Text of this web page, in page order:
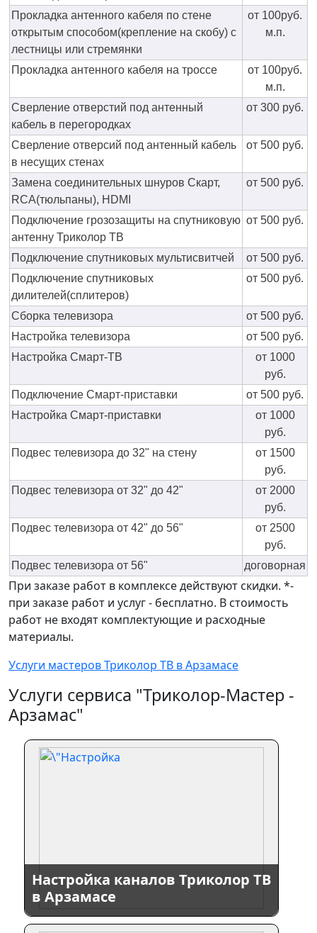
Прокладка антенного кабеля по стене
открытым способом(крепление на скобу) с
лестницы или стремянки
от 100руб.
м.п.
Прокладка антенного кабеля на троссе
от 100руб.
м.п.
Сверление отверстий под антенный
кабель в перегородках
от 300 руб.
Сверление отверсий под антенный кабель
в несущих стенах
от 500 руб.
Замена соединительных шнуров Скарт,
RCA(тюльпаны), HDMI
от 500 руб.
Подключение грозозащиты на спутниковую
антенну Триколор ТВ
от 500 руб.
Подключение спутниковых мультисвитчей
от 500 руб.
Подключение спутниковых
дилителей(сплитеров)
от 500 руб.
Сборка телевизора
от 500 руб.
Настройка телевизора
от 500 руб.
Настройка Смарт-ТВ
от 1000
руб.
Подключение Смарт-приставки
от 500 руб.
Настройка Смарт-приставки
от 1000
руб.
Подвес телевизора до 32" на стену
от 1500
руб.
Подвес телевизора от 32" до 42"
от 2000
руб.
Подвес телевизора от 42" до 56"
от 2500
руб.
Подвес телевизора от 56"
договорная
При заказе работ в комплексе действуют скидки. *-
при заказе работ и услуг - бесплатно. В стоимость
работ не входят комплектующие и расходные
материалы.
Услуги мастеров Триколор ТВ в Арзамасе
Услуги сервиса "Триколор-Мастер -
Арзамас"
Настройка каналов Триколор ТВ
в Арзамасе